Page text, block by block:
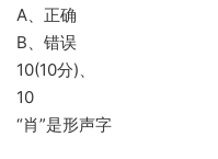
A、正确
B、错误
10(10分)、
10
“肖”是形声字